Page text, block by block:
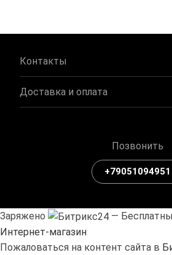
Контакты
Доставка и оплата
Позвонить
+79051094951
Заряжено
—
Интернет-магазин
Пожаловаться на контент cайта в